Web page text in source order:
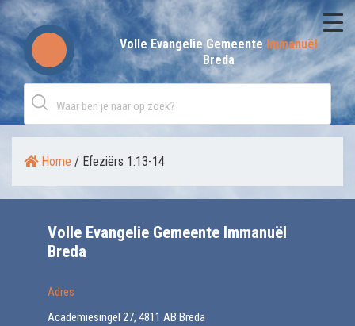
Skip
to
content
Volle Evangelie GemeenteImmanuël
Breda
Home / Efeziërs 1:13-14
Volle Evangelie Gemeente Immanuël
Breda
Adres
Academiesingel 27, 4811 AB Breda